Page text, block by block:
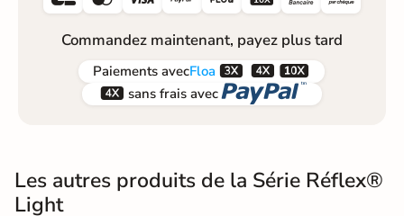
Commandez maintenant, payez plus tard
Paiements avecFloa  
 sans frais avec 
Les autres produits de la Série Réflex®
Light